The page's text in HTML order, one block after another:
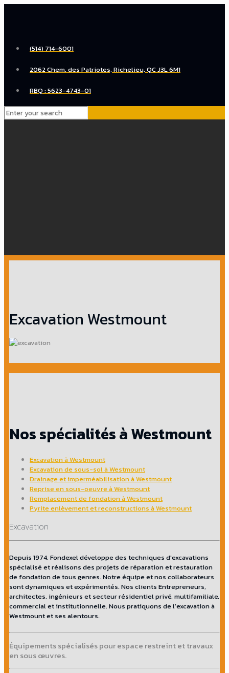
(514) 714-6001
2062 Chem. des Patriotes, Richelieu, QC J3L 6M1
RBQ : 5623-4743-01
Excavation Westmount
Nos spécialités à Westmount
Excavation à Westmount
Excavation de sous-sol à Westmount
Drainage et imperméabilisation à Westmount
Reprise en sous-oeuvre à Westmount
Remplacement de fondation à Westmount
Pyrite enlèvement et reconstructions à Westmount
Excavation
Depuis 1974, Fondexel développe des techniques d'excavations
spécialisé et réalisons des projets de réparation et restauration
de fondation de tous genres. Notre équipe et nos collaborateurs
sont dynamiques et expérimentés. Nos clients Entrepreneurs,
architectes, ingénieurs et secteur résidentiel privé, multifamiliale,
commercial et institutionnelle. Nous pratiquons de l'excavation à
Westmount et ses alentours.
Équipements spécialisés pour espace restreint et travaux
en sous œuvres.